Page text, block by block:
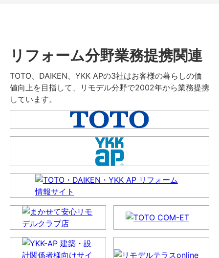
リフォーム分野業務提携関連
TOTO、DAIKEN、YKK APの3社はお客様の暮らしの価
値向上を目指して、リモデル分野で2002年から業務提携
しています。